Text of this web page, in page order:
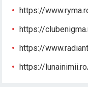
https://
https://
https://
https://